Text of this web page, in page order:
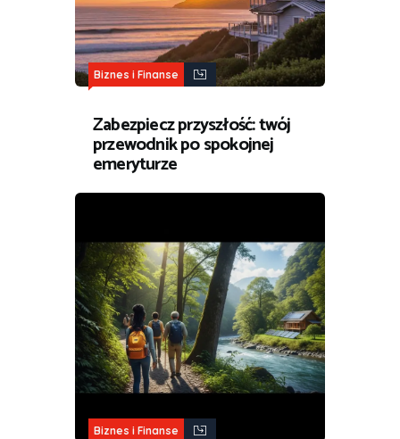
Biznes i Finanse
Zabezpiecz przyszłość: twój
przewodnik po spokojnej
emeryturze
Biznes i Finanse